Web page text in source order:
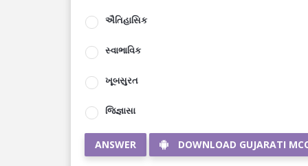
ઐતિહાસિક
સ્વાભાવિક
ખૂબસુરત
જિજ્ઞાસા
ANSWER DOWNLOAD GUJARATI